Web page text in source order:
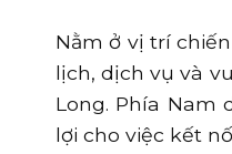
Nằm ở vị trí
lịch, dịch vụ và
Long. Phía Nam
lợi cho việc kết